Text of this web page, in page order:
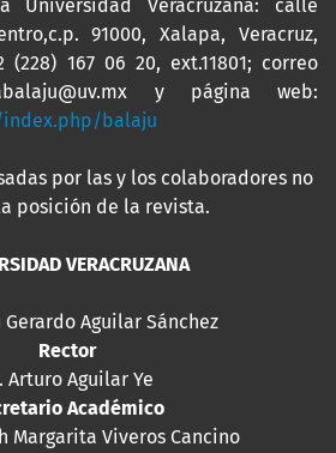
Universidad Veracruzana: calle
91000, Xalapa, Veracruz,
(228) 167 06 20, ext.11801; correo
y página web:
balaju
por las y los colaboradores no
posición de la revista.
VERACRUZANA
Gerardo Aguilar Sánchez
Rector
Arturo Aguilar Ye
Académico
Margarita Viveros Cancino